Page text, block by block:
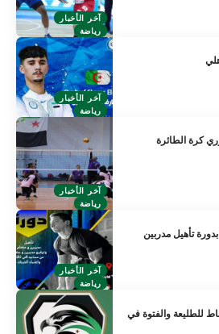
آخر الأخبار
رياضة
آخر الأخبار
رياضة
آخر الأخبار
رياضة
كرة الطائرة
آخر الأخبار
رياضة
بدورة تأهيل مدربين
للطليعة والفتوة في